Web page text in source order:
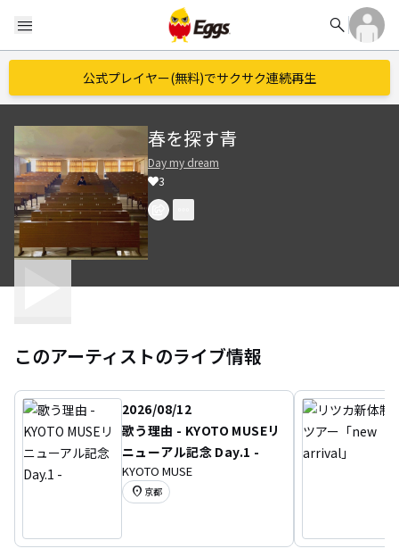
menu search
公式プレイヤー(無料)でサクサク連続再生
春を探す青
Day my dream
3
このアーティストのライブ情報
2026/08/12
歌う理由 - KYOTO MUSEリ
ニューアル記念 Day.1 -
KYOTO MUSE
location_on 京都